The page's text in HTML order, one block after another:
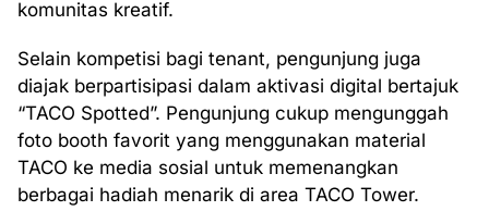
komunitas kreatif.
Selain kompetisi bagi tenant, pengunjung juga
diajak berpartisipasi dalam aktivasi digital bertajuk
“TACO Spotted”. Pengunjung cukup mengunggah
foto booth favorit yang menggunakan material
TACO ke media sosial untuk memenangkan
berbagai hadiah menarik di area TACO Tower.